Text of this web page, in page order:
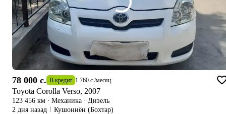
78 000 c. В кредит 1 760 c. /месяц
Toyota Corolla Verso, 2007
123 456 км · Механика · Дизель
2 дня назад
Кушониён (Бохтар)